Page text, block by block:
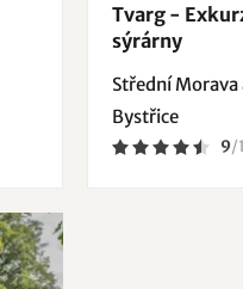
Tvarg -
sýrárny
Střední Morava
Bystřice
9/